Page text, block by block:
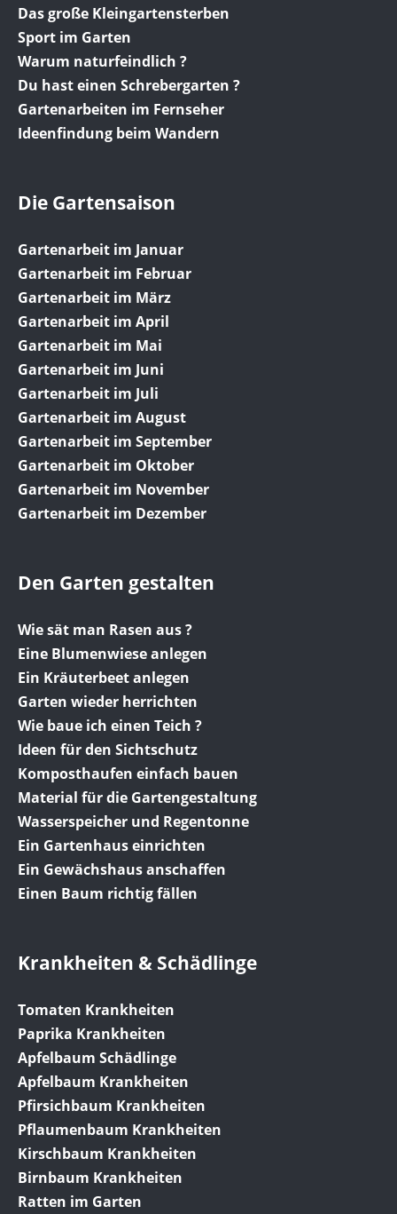
Das große Kleingartensterben
Sport im Garten
Warum naturfeindlich ?
Du hast einen Schrebergarten ?
Gartenarbeiten im Fernseher
Ideenfindung beim Wandern
Die Gartensaison
Gartenarbeit im Januar
Gartenarbeit im Februar
Gartenarbeit im März
Gartenarbeit im April
Gartenarbeit im Mai
Gartenarbeit im Juni
Gartenarbeit im Juli
Gartenarbeit im August
Gartenarbeit im September
Gartenarbeit im Oktober
Gartenarbeit im November
Gartenarbeit im Dezember
Den Garten gestalten
Wie sät man Rasen aus ?
Eine Blumenwiese anlegen
Ein Kräuterbeet anlegen
Garten wieder herrichten
Wie baue ich einen Teich ?
Ideen für den Sichtschutz
Komposthaufen einfach bauen
Material für die Gartengestaltung
Wasserspeicher und Regentonne
Ein Gartenhaus einrichten
Ein Gewächshaus anschaffen
Einen Baum richtig fällen
Krankheiten & Schädlinge
Tomaten Krankheiten
Paprika Krankheiten
Apfelbaum Schädlinge
Apfelbaum Krankheiten
Pfirsichbaum Krankheiten
Pflaumenbaum Krankheiten
Kirschbaum Krankheiten
Birnbaum Krankheiten
Ratten im Garten